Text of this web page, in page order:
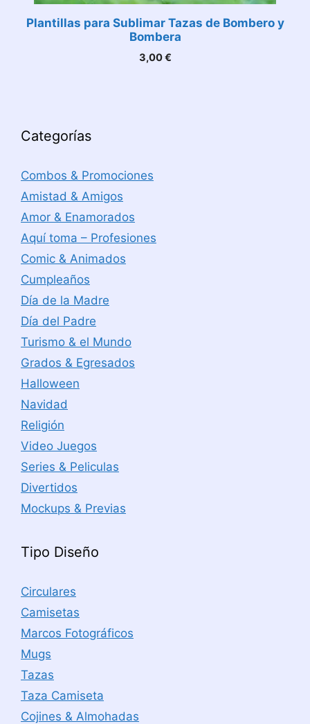
Plantillas para Sublimar Tazas de Bombero y
Bombera
3,00€
Categorías
Combos & Promociones
Amistad & Amigos
Amor & Enamorados
Aquí toma – Profesiones
Comic & Animados
Cumpleaños
Día de la Madre
Día del Padre
Turismo & el Mundo
Grados & Egresados
Halloween
Navidad
Religión
Video Juegos
Series & Peliculas
Divertidos
Mockups & Previas
Tipo Diseño
Circulares
Camisetas
Marcos Fotográficos
Mugs
Tazas
Taza Camiseta
Cojines & Almohadas